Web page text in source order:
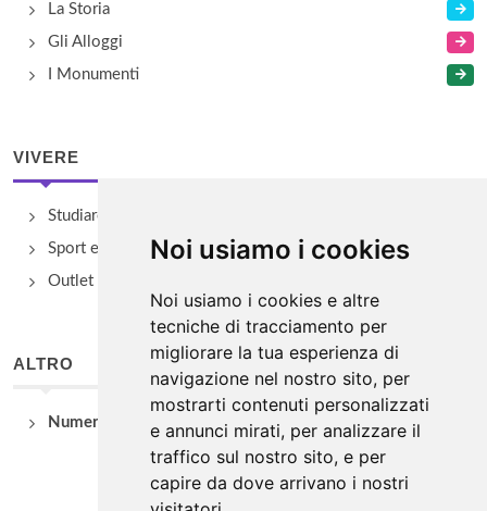
Noi usiamo i cookies
Noi usiamo i cookies e altre
tecniche di tracciamento per
migliorare la tua esperienza di
navigazione nel nostro sito, per
mostrarti contenuti personalizzati
e annunci mirati, per analizzare il
traffico sul nostro sito, e per
capire da dove arrivano i nostri
La Storia
Gli Alloggi
I Monumenti
VIVERE
Studiare
Sport e Benessere
Outlet e spacci aziendali
ALTRO
Numeri Utili